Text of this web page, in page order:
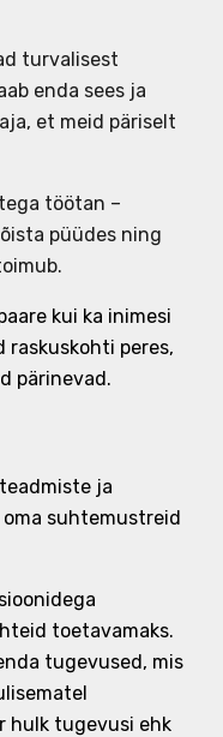
turvalisest
enda sees ja
et meid päriselt
töötan –
püüdes ning
kui ka inimesi
peres,
pärinevad.
ja
suhtemustreid
toetavamaks.
tugevused, mis
hulk tugevusi ehk